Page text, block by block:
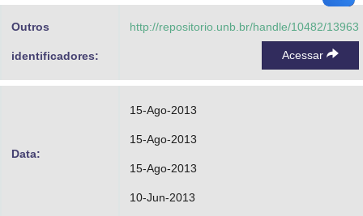
Outros
identificadores:
http://repositorio.unb.br/handle/10482/13963
Acessar
Data:
15-Ago-2013
15-Ago-2013
15-Ago-2013
10-Jun-2013